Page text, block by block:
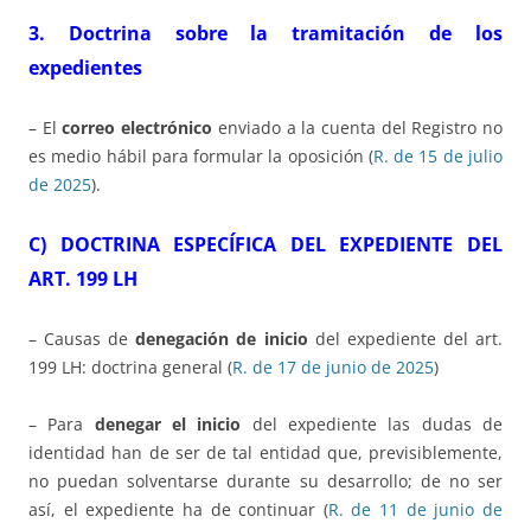
3. Doctrina sobre la tramitación de los
expedientes
– Elcorreo electrónico enviado a la cuenta del Registro no
es medio hábil para formular la oposición (R. de 15 de julio
de 2025).
C) DOCTRINA ESPECÍFICA DEL EXPEDIENTE DEL
ART. 199 LH
– Causas dedenegación de inicio del expediente del art.
199 LH: doctrina general (R. de 17 de junio de 2025)
– Para denegar el inicio del expediente las dudas de
identidad han de ser de tal entidad que, previsiblemente,
no puedan solventarse durante su desarrollo; de no ser
así, el expediente ha de continuar (R. de 11 de junio de